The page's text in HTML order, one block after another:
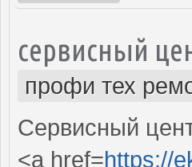
сервисный
профи тех
Сервисный
<a href=https://